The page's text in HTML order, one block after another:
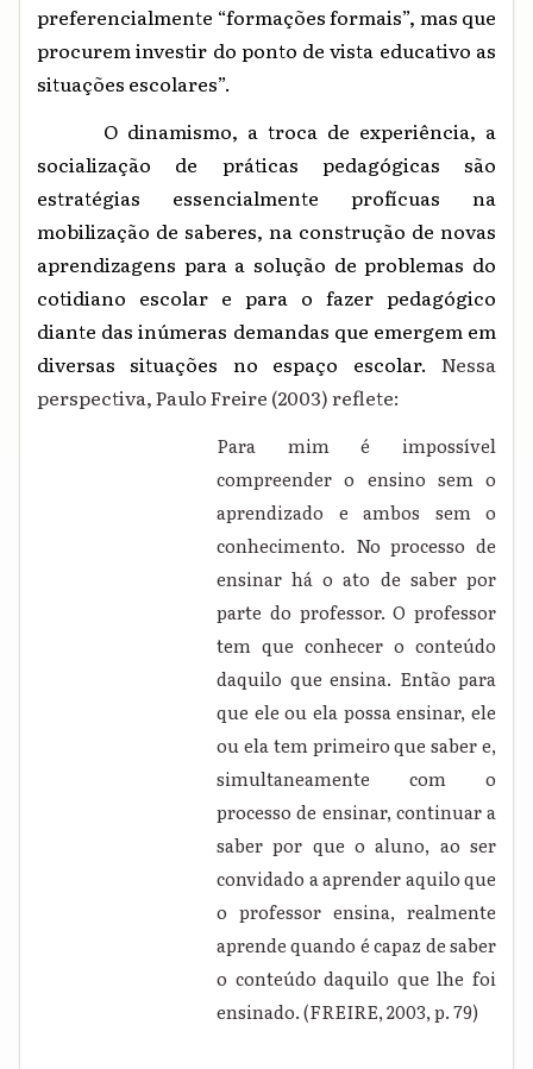
preferencialmente “formações formais”, mas que
procurem investir do ponto de vista educativo as
situações escolares”.
O dinamismo, a troca de experiência, a
socialização de práticas pedagógicas são
estratégias essencialmente profícuas na
mobilização de saberes, na construção de novas
aprendizagens para a solução de problemas do
cotidiano escolar e para o fazer pedagógico
diante das inúmeras demandas que emergem em
diversas situações no espaço escolar. Nessa
perspectiva, Paulo Freire (2003) reflete:
Para mim é impossível
compreender o ensino sem o
aprendizado e ambos sem o
conhecimento. No processo de
ensinar há o ato de saber por
parte do professor. O professor
tem que conhecer o conteúdo
daquilo que ensina. Então para
que ele ou ela possa ensinar, ele
ou ela tem primeiro que saber e,
simultaneamente com o
processo de ensinar, continuar a
saber por que o aluno, ao ser
convidado a aprender aquilo que
o professor ensina, realmente
aprende quando é capaz de saber
o conteúdo daquilo que lhe foi
ensinado. (FREIRE, 2003, p. 79)